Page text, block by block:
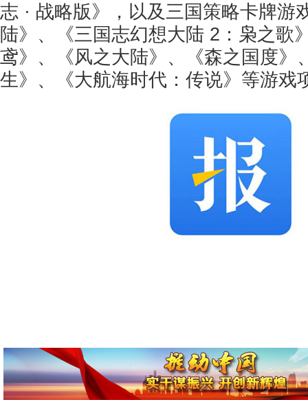
志 · 战略版》，以及三国策略卡牌游
陆》、《三国志幻想大陆 2：枭之歌
鸢》、《风之大陆》、《森之国度》
生》、《大航海时代：传说》等游戏